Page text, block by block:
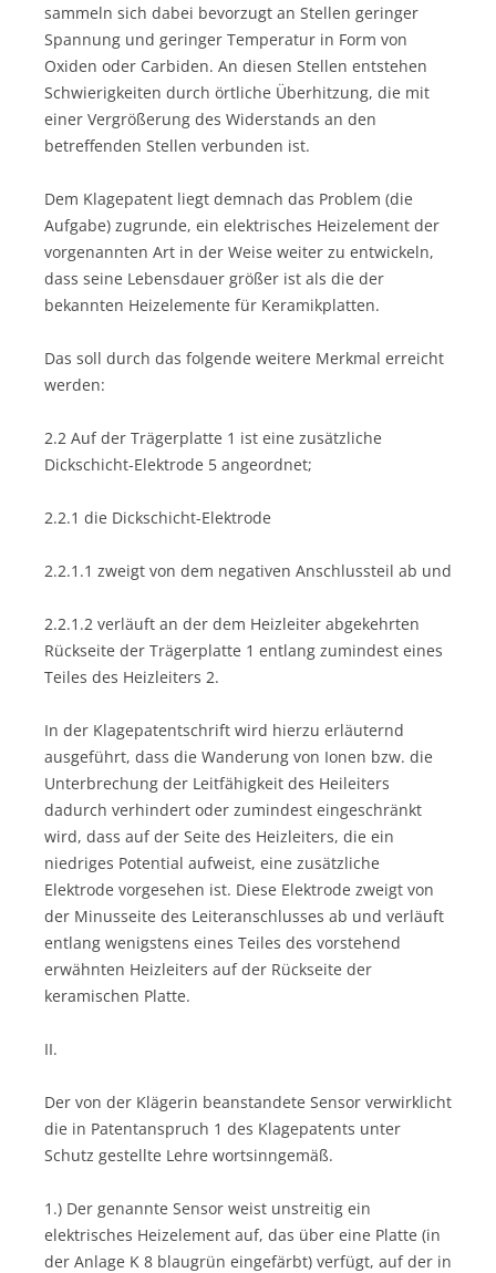
sammeln sich dabei bevorzugt an Stellen geringer
Spannung und geringer Temperatur in Form von
Oxiden oder Carbiden. An diesen Stellen entstehen
Schwierigkeiten durch örtliche Überhitzung, die mit
einer Vergrößerung des Widerstands an den
betreffenden Stellen verbunden ist.
Dem Klagepatent liegt demnach das Problem (die
Aufgabe) zugrunde, ein elektrisches Heizelement der
vorgenannten Art in der Weise weiter zu entwickeln,
dass seine Lebensdauer größer ist als die der
bekannten Heizelemente für Keramikplatten.
Das soll durch das folgende weitere Merkmal erreicht
werden:
2.2 Auf der Trägerplatte 1 ist eine zusätzliche
Dickschicht-Elektrode 5 angeordnet;
2.2.1 die Dickschicht-Elektrode
2.2.1.1 zweigt von dem negativen Anschlussteil ab und
2.2.1.2 verläuft an der dem Heizleiter abgekehrten
Rückseite der Trägerplatte 1 entlang zumindest eines
Teiles des Heizleiters 2.
In der Klagepatentschrift wird hierzu erläuternd
ausgeführt, dass die Wanderung von Ionen bzw. die
Unterbrechung der Leitfähigkeit des Heileiters
dadurch verhindert oder zumindest eingeschränkt
wird, dass auf der Seite des Heizleiters, die ein
niedriges Potential aufweist, eine zusätzliche
Elektrode vorgesehen ist. Diese Elektrode zweigt von
der Minusseite des Leiteranschlusses ab und verläuft
entlang wenigstens eines Teiles des vorstehend
erwähnten Heizleiters auf der Rückseite der
keramischen Platte.
II.
Der von der Klägerin beanstandete Sensor verwirklicht
die in Patentanspruch 1 des Klagepatents unter
Schutz gestellte Lehre wortsinngemäß.
1.) Der genannte Sensor weist unstreitig ein
elektrisches Heizelement auf, das über eine Platte (in
der Anlage K 8 blaugrün eingefärbt) verfügt, auf der in